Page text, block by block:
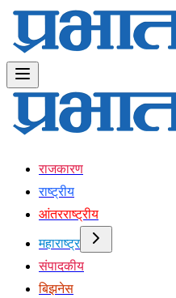
राजकारण
राष्ट्रीय
आंतरराष्ट्रीय
महाराष्ट्र
संपादकीय
बिझनेस